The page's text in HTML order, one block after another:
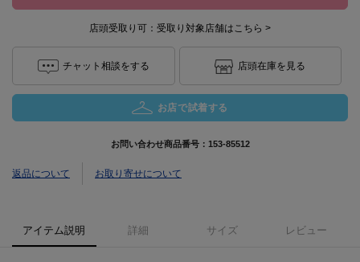
店頭受取り可： 受取り対象店舗はこちら >
チャット相談をする 店頭在庫を見る
お店で試着する
お問い合わせ商品番号： 153-85512
返品について お取り寄せについて
アイテム説明 詳細 サイズ レビュー